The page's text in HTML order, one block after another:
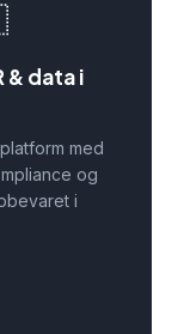
& data i
med
og
i